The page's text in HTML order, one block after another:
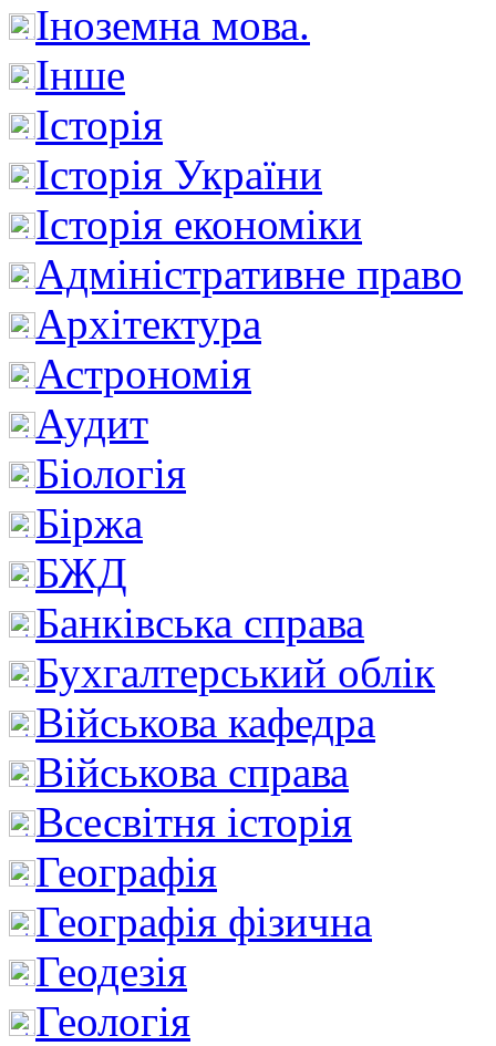
Іноземна мова.
Інше
Історія
Історія України
Історія економіки
Адміністративне право
Архітектура
Астрономія
Аудит
Біологія
Біржа
БЖД
Банківська справа
Бухгалтерський облік
Військова кафедра
Військова справа
Всесвітня історія
Географія
Географія фізична
Геодезія
Геологія